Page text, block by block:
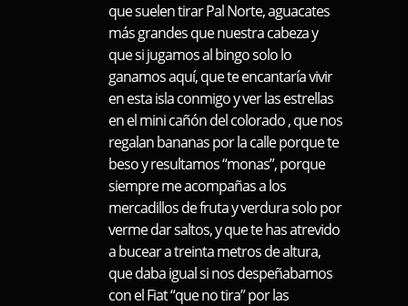
que suelen tirar Pal Norte, aguacates
más grandes que nuestra cabeza y
que si jugamos al bingo solo lo
ganamos aquí, que te encantaría vivir
en esta isla conmigo y ver las estrellas
en el mini cañón del colorado , que nos
regalan bananas por la calle porque te
beso y resultamos “monas”, porque
siempre me acompañas a los
mercadillos de fruta y verdura solo por
verme dar saltos, y que te has atrevido
a bucear a treinta metros de altura,
que daba igual si nos despeñabamos
con el Fiat “que no tira” por las